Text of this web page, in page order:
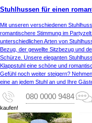
Stuhlhussen für einen
Mit unseren verschiedenen
romantischere Stimmung im
unterschiedlichen Arten von
Bezug, der gewellte Sitzbezug und
Schürze. Unsere eleganten
Klappstuhl eine schöne und
Gefühl noch weiter steigern?
eine an jedem Stuhl an und Ihre
080 0000 9484
kaufen!